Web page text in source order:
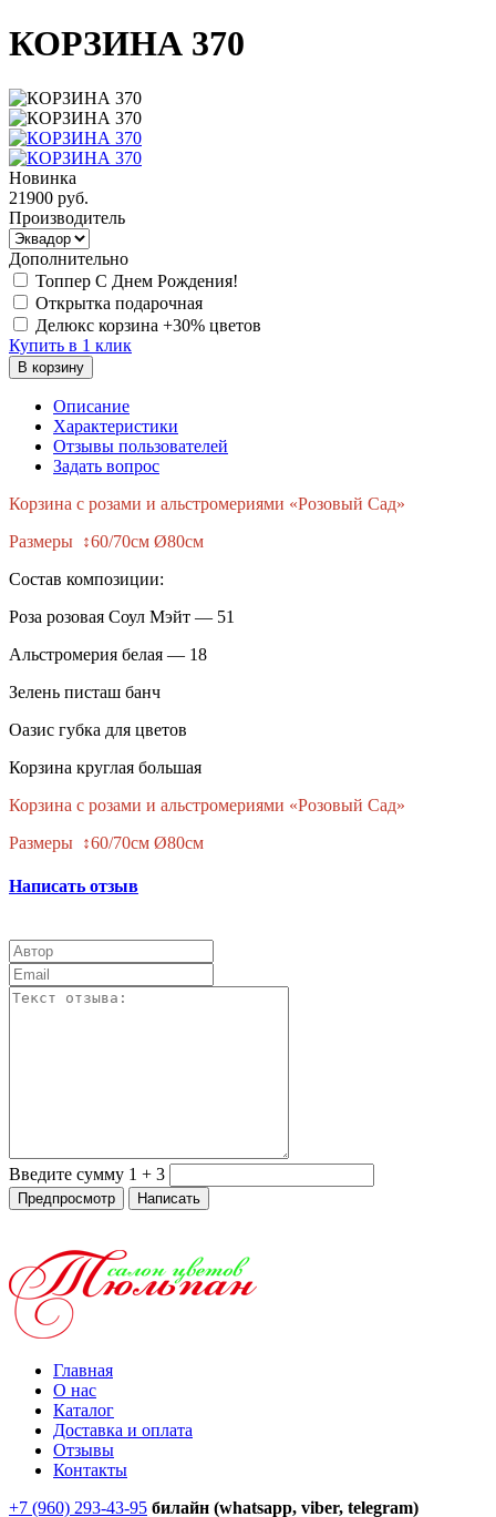
КОРЗИНА 370
Новинка
21900 руб.
Производитель
Дополнительно
Топпер С Днем Рождения!
Открытка подарочная
Делюкс корзина +30% цветов
Купить в 1 клик
В корзину
Описание
Характеристики
Отзывы пользователей
Задать вопрос
Корзина с розами и альстромериями «Розовый Сад»
Размеры ↕60/70см Ø80см
Состав композиции:
Роза розовая Соул Мэйт — 51
Альстромерия белая — 18
Зелень писташ банч
Оазис губка для цветов
Корзина круглая большая
Корзина с розами и альстромериями «Розовый Сад»
Размеры ↕60/70см Ø80см
Написать отзыв
Введите сумму 1 + 3
Главная
О нас
Каталог
Доставка и оплата
Отзывы
Контакты
+7 (960) 293-43-95 билайн (whatsapp, viber, telegram)